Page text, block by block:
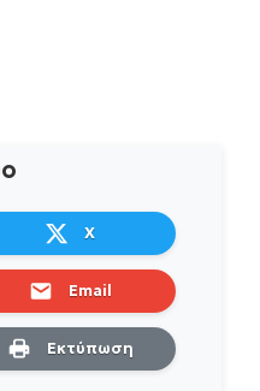
X
Email
Εκτύπωση